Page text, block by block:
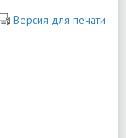
Версия для печати